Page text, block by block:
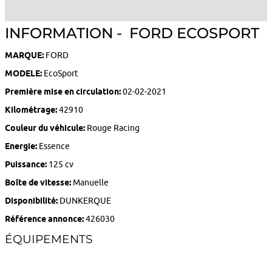
INFORMATION - FORD ECOSPORT
MARQUE: FORD
MODELE: EcoSport
Première mise en circulation:02-02-2021
Kilométrage:42910
Couleur du véhicule: Rouge Racing
Energie: Essence
Puissance: 125 cv
Boîte de vitesse: Manuelle
Disponibilité: DUNKERQUE
Référence annonce:426030
ÉQUIPEMENTS